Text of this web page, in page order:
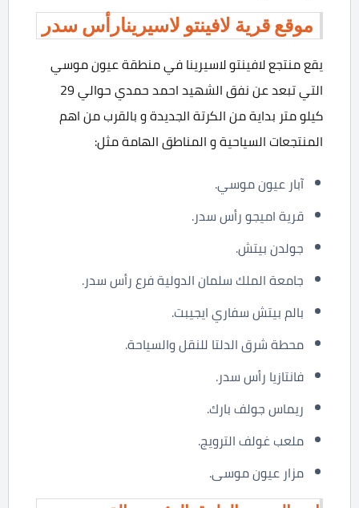
موقع قرية لافينتو لاسيرينارأس سدر
يقع منتجع لافينتو لاسيرينا في منطقة عيون موسي
التي تبعد عن نفق الشهيد احمد حمدي حوالي 29
كيلو متر بداية من الكرتة الجديدة و بالقرب من اهم
المنتجعات السياحية و المناطق الهامة مثل:
آبار عيون موسي.
قرية اميجو رأس سدر.
جولدن بيتش.
جامعة الملك سلمان الدولية فرع رأس سدر.
بالم بيتش سفاري ايجيبت.
محطة شرق الدلتا للنقل والسياحة.
فانتازيا رأس سدر.
ريماس جولف بارك.
ملعب غولف الترويج.
مزار عيون موسى.